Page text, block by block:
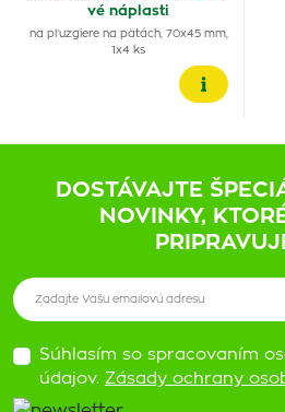
vé náplasti
na pľuzgiere na pätách, 70x45 mm,
1x4 ks
DOSTÁVAJTE
NOVINKY,
Súhlasím so spracovaním
údajov. Zásady ochrany